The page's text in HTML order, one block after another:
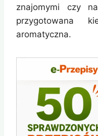
znajomymi czy
przygotowana
aromatyczna.